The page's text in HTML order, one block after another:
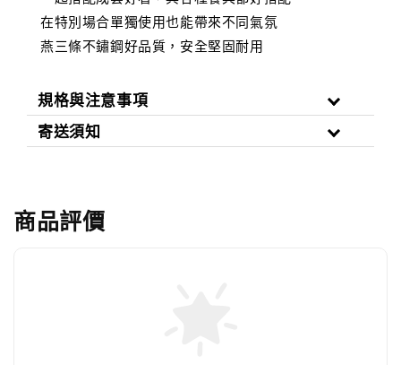
在特別場合單獨使用也能帶來不同氣氛
燕三條不鏽鋼好品質，安全堅固耐用
規格與注意事項
寄送須知
商品評價